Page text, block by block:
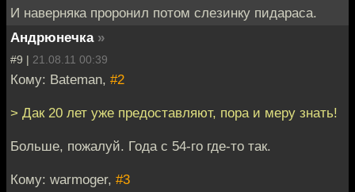
И наверняка проронил потом слезинку пидараса.
Андрюнечка »
#9 | 21.08.11 00:39
Кому: Bateman, #2
> Дак 20 лет уже предоставляют, пора и меру знать!
Больше, пожалуй. Года с 54-го где-то так.
Кому: warmoger, #3